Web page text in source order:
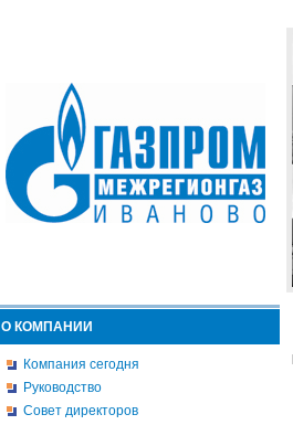
О КОМПАНИИ
Компания сегодня
Руководство
Совет директоров